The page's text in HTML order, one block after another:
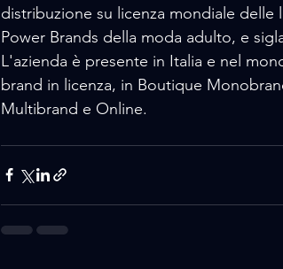
distribuzione su licenza mondiale
Power Brands della moda adulto, e
L'azienda è presente in Italia e nel
brand in licenza, in Boutique
Multibrand e Online.